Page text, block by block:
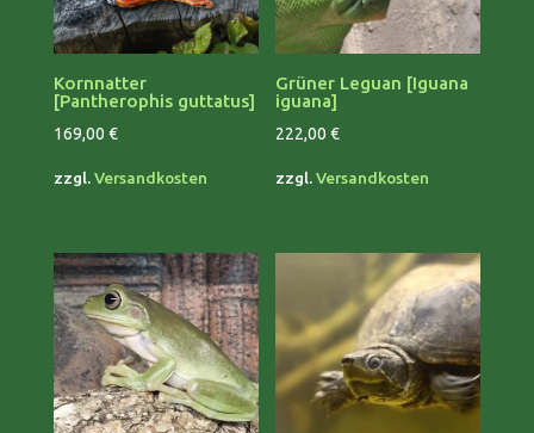
Kornnatter
[Pantherophis guttatus]
169,00 €
zzgl.Versandkosten
Grüner Leguan [Iguana
iguana]
222,00€
zzgl.Versandkosten